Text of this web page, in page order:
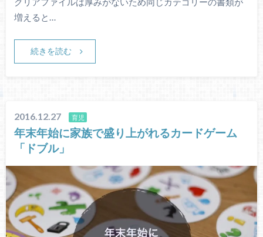
増えると…
続きを読む
2016.12.27 育児
年末年始に家族で盛り上がれるカードゲーム
「ドブル」